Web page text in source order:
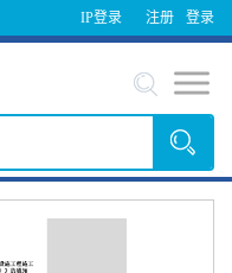
IP登录 登录
注册